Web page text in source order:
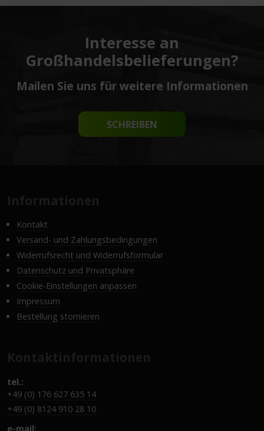
Interesse an
Großhandelsbelieferungen?
Mailen Sie uns für weitere Informationen
SCHREIBEN
Kontakt
Versand- und Zahlungsbedingungen
Widerrufsrecht und Widerrufsformular
Datenschutz und Privatsphäre
Cookie-Einstellungen anpassen
Impressum
Bestellung stornieren
tel.:
+49 (0) 176 627 635 14
+49 (0) 8124 910 28 10
e-mail: